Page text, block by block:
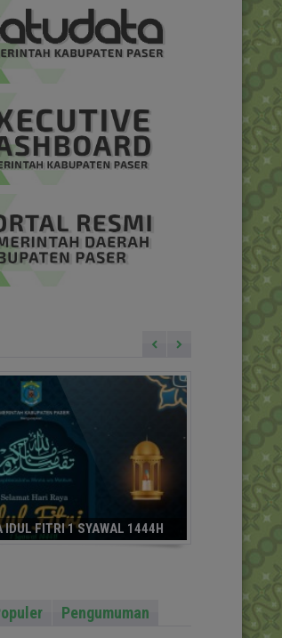
IDUL FITRI 1 SYAWAL 1444H
Pengumuman